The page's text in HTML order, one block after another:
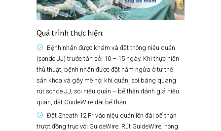
Quá trình thực hiện:
Bệnh nhân được khám và đặt thông niệu quản
(sonde JJ) trước tán sỏi 10 – 15 ngày. Khi thực hiện
thủ thuật, bệnh nhân được đặt nằm ngửa ở tư thế
sản khoa và gây mê nội khí quản, soi bàng quang
rút sonde JJ, soi niệu quản – bể thận đánh giá niệu
quản, đặt GuideWire đài bể thận.
Đặt Sheath 12 Fr vào niệu quản lên đài bể thận
trượt đồng trục với GuideWire. Rút GuideWire, nòng